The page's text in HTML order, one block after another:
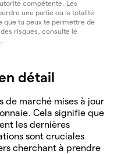
compétente. Les
une partie ou la totalité
que tu peux te permettre de
risques, consulte le
.
détail
de marché mises à jour
Cela signifie que
les dernières
sont cruciales
cherchant à prendre